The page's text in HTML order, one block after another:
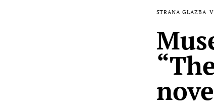
STRANA GLAZBA